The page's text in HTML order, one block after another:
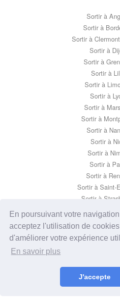
En poursuivant votre
acceptez l'utilisation de
d'améliorer votre expérience
En savoir plus
J'accepte
Sortir à
Sortir à
Sortir à
Sortir à
Sortir à
Sortir à
Sortir à
Sortir à
Sortir à
Sortir à
Sortir à
Sortir à
Sortir à
Sortir à
Sortir à
Sortir à Saint-
Sortir à
Sortir à
Sortir à